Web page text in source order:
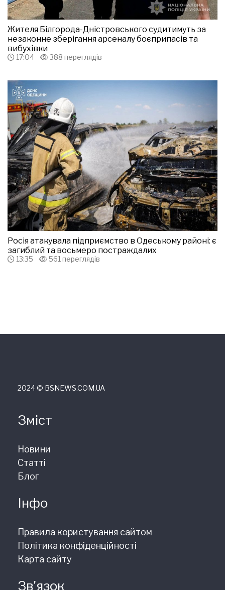
Жителя Білгорода-Дністровського судитимуть за
незаконне зберігання арсеналу боєприпасів та
вибухівки
17:04 388 переглядів
Росія атакувала підприємство в Одеському районі: є
загиблий та восьмеро постраждалих
13:35 561 переглядів
2024 © ВSNEWS.COM.UA
Зміст
Новини
Статті
Блог
Інфо
Правила користування сайтом
Політика конфіденційності
Карта сайту
Зв'язок